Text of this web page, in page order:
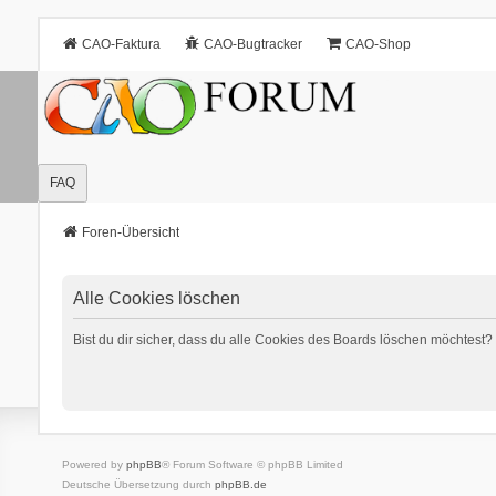
CAO-Faktura CAO-Bugtracker CAO-Shop
FAQ
Foren-Übersicht
Alle Cookies löschen
Bist du dir sicher, dass du alle Cookies des Boards löschen möchtest?
Powered by phpBB® Forum Software © phpBB Limited
Deutsche Übersetzung durch phpBB.de